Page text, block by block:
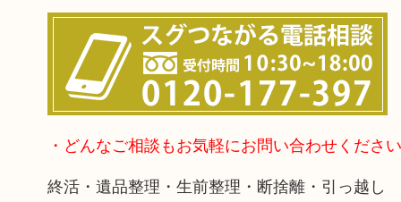
・どんなご相談もお気軽にお問い合わせください
終活・遺品整理・生前整理・断捨離・引っ越し